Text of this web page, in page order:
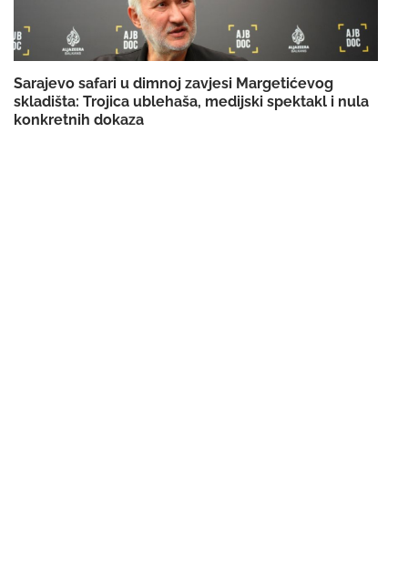
Sarajevo safari u dimnoj zavjesi Margetićevog
skladišta: Trojica ublehaša, medijski spektakl i nula
konkretnih dokaza